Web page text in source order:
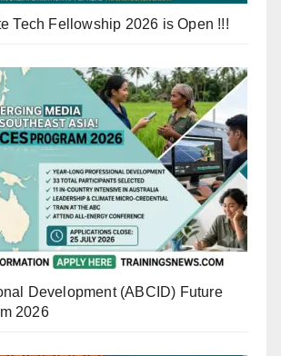
Tech Fellowship 2026 is Open !!!
Development (ABCID) Future
2026